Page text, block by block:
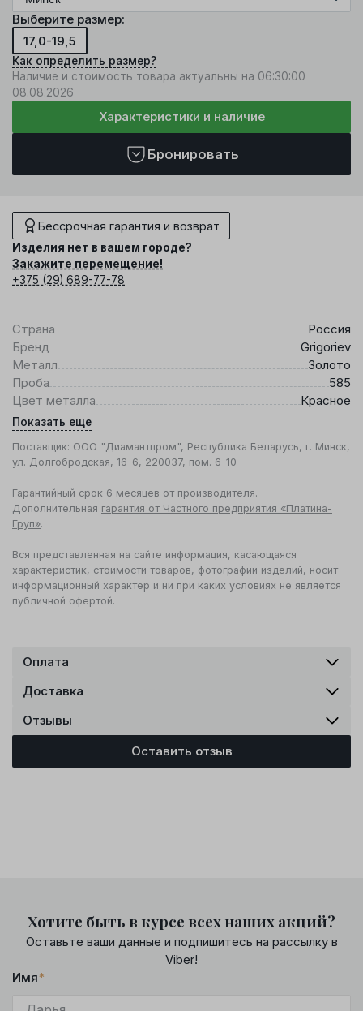
Выберите размер:
17,0-19,5
Как определить размер?
Наличие и стоимость товара актуальны на 06:30:00
08.08.2026
Характеристики и наличие
Бронировать
Бессрочная гарантия и возврат
Изделия нет в вашем городе?
Закажите перемещение!
+375 (29) 689-77-78
Страна
Россия
Бренд
Grigoriev
Металл
Золото
Проба
585
Цвет металла
Красное
Показать еще
Поставщик: ООО "Диамантпром", Республика Беларусь, г. Минск,
ул. Долгобродская, 16-6, 220037, пом. 6-10
Гарантийный срок 6 месяцев от производителя.
Дополнительная гарантия от Частного предприятия «Платина-
Груп».
Вся представленная на сайте информация, касающаяся
характеристик, стоимости товаров, фотографии изделий, носит
информационный характер и ни при каких условиях не является
публичной офертой.
Оплата
Доставка
Отзывы
Оставить отзыв
Хотите быть в курсе всех наших акций?
Оставьте ваши данные и подпишитесь на рассылку в
Viber!
Имя*